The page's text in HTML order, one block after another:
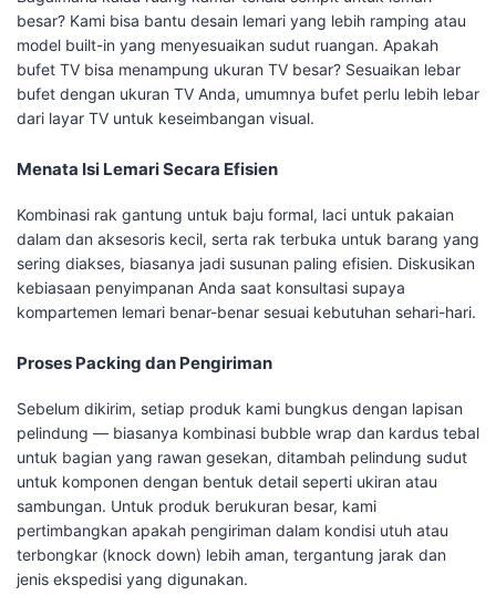
besar? Kami bisa bantu desain lemari yang lebih ramping atau
model built-in yang menyesuaikan sudut ruangan. Apakah
bufet TV bisa menampung ukuran TV besar? Sesuaikan lebar
bufet dengan ukuran TV Anda, umumnya bufet perlu lebih lebar
dari layar TV untuk keseimbangan visual.
Menata Isi Lemari Secara Efisien
Kombinasi rak gantung untuk baju formal, laci untuk pakaian
dalam dan aksesoris kecil, serta rak terbuka untuk barang yang
sering diakses, biasanya jadi susunan paling efisien. Diskusikan
kebiasaan penyimpanan Anda saat konsultasi supaya
kompartemen lemari benar-benar sesuai kebutuhan sehari-hari.
Proses Packing dan Pengiriman
Sebelum dikirim, setiap produk kami bungkus dengan lapisan
pelindung — biasanya kombinasi bubble wrap dan kardus tebal
untuk bagian yang rawan gesekan, ditambah pelindung sudut
untuk komponen dengan bentuk detail seperti ukiran atau
sambungan. Untuk produk berukuran besar, kami
pertimbangkan apakah pengiriman dalam kondisi utuh atau
terbongkar (knock down) lebih aman, tergantung jarak dan
jenis ekspedisi yang digunakan.